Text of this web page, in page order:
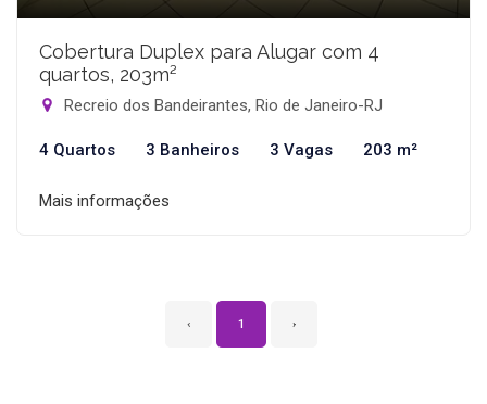
Cobertura Duplex para Alugar com 4
quartos, 203m²
Recreio dos Bandeirantes, Rio de Janeiro-RJ
4 Quartos 3 Banheiros 3 Vagas 203 m²
Mais informações
‹ 1 ›